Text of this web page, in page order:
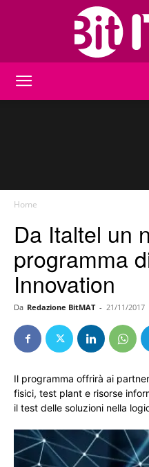
Home
Da Italtel un
programma
Innovation
Da Redazione BitMAT - 21/11/2017
Il programma offrirà ai
fisici, test plant e risorse
il test delle soluzioni nella